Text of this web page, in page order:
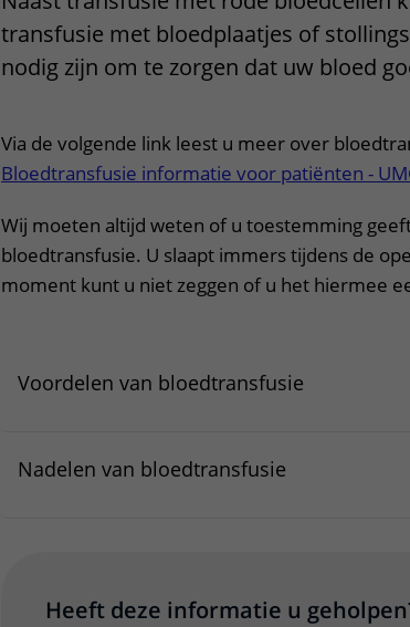
Bezoektijden
Wijzigen patiëntgegevens
Het
transfusie met bloedplaatjes of
nodig zijn om te zorgen dat uw bloed
Via de volgende link leest u meer over
Bloedtransfusie informatie voor patiënten -
Wij moeten altijd weten of u toestemming
bloedtransfusie. U slaapt immers tijdens de
moment kunt u niet zeggen of u het hiermee
Voordelen van bloedtransfusie
Nadelen van bloedtransfusie
Heeft deze informatie u